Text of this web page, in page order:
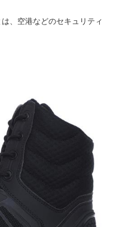
、空港などのセキュリティ